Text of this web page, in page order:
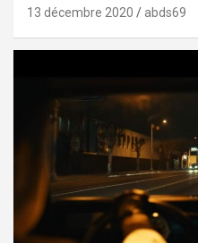
13 décembre 2020 abds69